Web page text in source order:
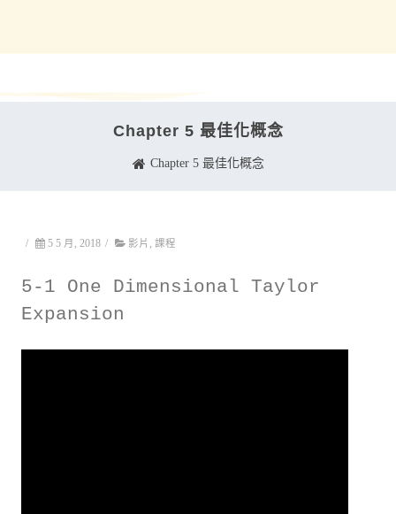
Chapter 5 最佳化概念
Chapter 5 最佳化概念
/ 5 5 月, 2018 / 影片 課程
5-1 One Dimensional Taylor
Expansion